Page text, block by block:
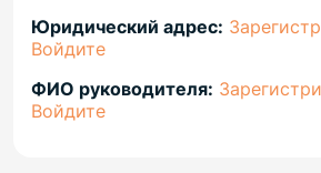
Юридический адрес:
Войдите
ФИО руководителя:
Войдите